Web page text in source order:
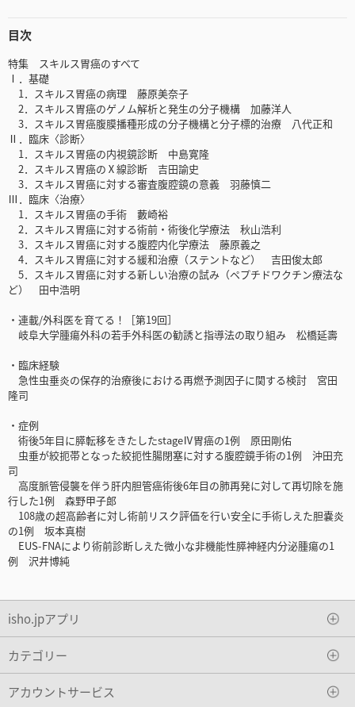
目次
特集 スキルス胃癌のすべて
Ⅰ．基礎
1．スキルス胃癌の病理 藤原美奈子
2．スキルス胃癌のゲノム解析と発生の分子機構 加藤洋人
3．スキルス胃癌腹膜播種形成の分子機構と分子標的治療 八代正和
Ⅱ．臨床〈診断〉
1．スキルス胃癌の内視鏡診断 中島寛隆
2．スキルス胃癌のⅩ線診断 吉田諭史
3．スキルス胃癌に対する審査腹腔鏡の意義 羽藤慎二
Ⅲ．臨床〈治療〉
1．スキルス胃癌の手術 藪崎裕
2．スキルス胃癌に対する術前・術後化学療法 秋山浩利
3．スキルス胃癌に対する腹腔内化学療法 藤原義之
4．スキルス胃癌に対する緩和治療（ステントなど） 吉田俊太郎
5．スキルス胃癌に対する新しい治療の試み（ペプチドワクチン療法な
ど） 田中浩明
・連載/外科医を育てる！［第19回］
岐阜大学腫瘍外科の若手外科医の勧誘と指導法の取り組み 松橋延壽
・臨床経験
急性虫垂炎の保存的治療後における再燃予測因子に関する検討 宮田
隆司
・症例
術後5年目に膵転移をきたしたstageⅣ胃癌の1例 原田剛佑
虫垂が絞扼帯となった絞扼性腸閉塞に対する腹腔鏡手術の1例 沖田充
司
高度脈管侵襲を伴う肝内胆管癌術後6年目の肺再発に対して再切除を施
行した1例 森野甲子郎
108歳の超高齢者に対し術前リスク評価を行い安全に手術しえた胆嚢炎
の1例 坂本真樹
EUS-FNAにより術前診断しえた微小な非機能性膵神経内分泌腫瘍の1
例 沢井博純
isho.jpアプリ
カテゴリー
アカウントサービス